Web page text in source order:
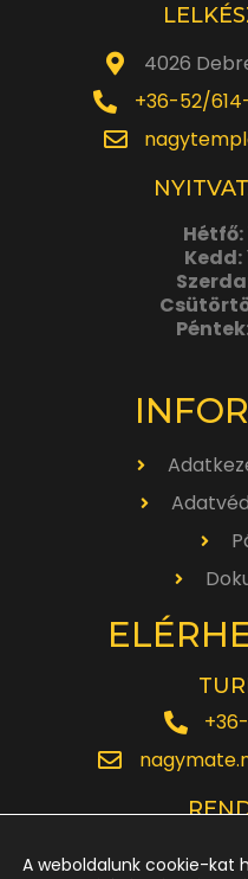
4026
+36-52/
Hétfő:
Kedd:
A weboldalunk cookie-kat